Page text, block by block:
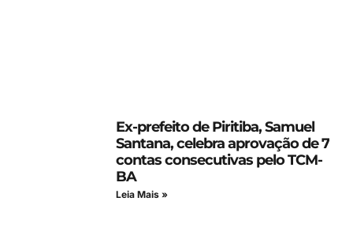
Ex-prefeito de Piritiba, Samuel
Santana, celebra aprovação de 7
contas consecutivas pelo TCM-
BA
Leia Mais »